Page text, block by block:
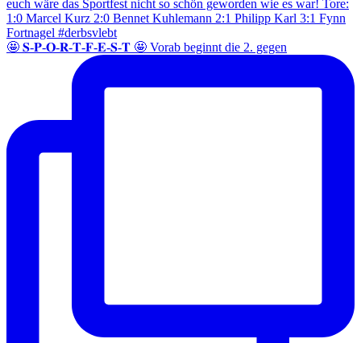
🤩 𝐒-𝐏-𝐎-𝐑-𝐓-𝐅-𝐄-𝐒-𝐓 🤩 Vorab beginnt die 2. gegen